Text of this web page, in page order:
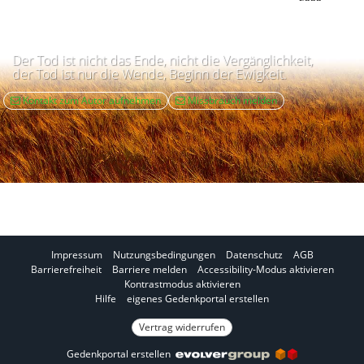
Der Tod ist nicht das Ende, nicht die Vergänglichkeit,
der Tod ist nur die Wende, Beginn der Ewigkeit.
Kontakt zum Autor aufnehmen Missbrauch melden
Impressum Nutzungsbedingungen Datenschutz
AGB
Barrierefreiheit
Barriere melden
I
m
A
c
s
Accessibility-Modus aktivieren
I
m
t
Kontrastmodus aktivieren
Hilfe
eigenes Gedenkportal erstellen
Vertrag widerrufen
Gedenkportal erstellen